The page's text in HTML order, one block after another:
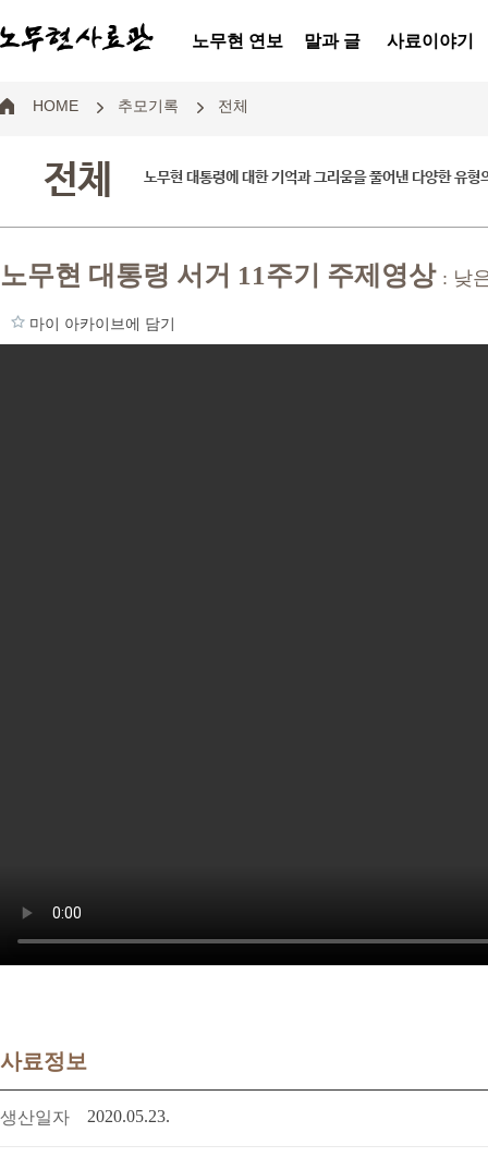
노무현 연보 말과 글 사료이야기
HOME 추모기록 전체
전체 노무현 대통령에 대한 기억과 그리움을 풀어낸 다양한 유형
노무현 대통령 서거 11주기 주제영상 : 낮
마이 아카이브에 담기
사료정보
생산일자 2020.05.23.